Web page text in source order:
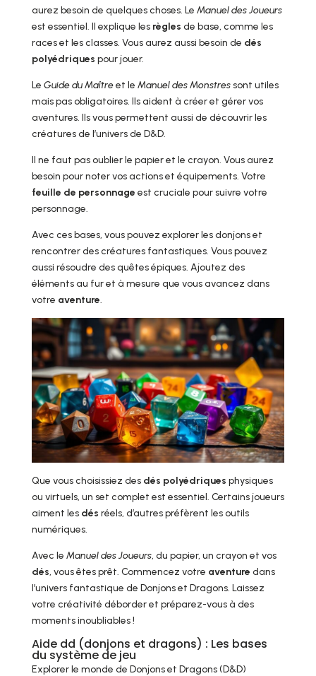
aurez besoin de quelques choses. Le Manuel des Joueurs
est essentiel. Il explique les règles de base, comme les
races et les classes. Vous aurez aussi besoin de dés
polyédriques pour jouer.
Le Guide du Maîtreet le Manuel des Monstressont utiles
mais pas obligatoires. Ils aident à créer et gérer vos
aventures. Ils vous permettent aussi de découvrir les
créatures de l’univers de D&D.
Il ne faut pas oublier le papier et le crayon. Vous aurez
besoin pour noter vos actions et équipements. Votre
feuille de personnage est cruciale pour suivre votre
personnage.
Avec ces bases, vous pouvez explorer les donjons et
rencontrer des créatures fantastiques. Vous pouvez
aussi résoudre des quêtes épiques. Ajoutez des
éléments au fur et à mesure que vous avancez dans
votre aventure.
Que vous choisissiez des dés polyédriques physiques
ou virtuels, un set complet est essentiel. Certains joueurs
aiment les dés réels, d’autres préfèrent les outils
numériques.
Avec le Manuel des Joueurs, du papier, un crayon et vos
dés, vous êtes prêt. Commencez votre aventure dans
l’univers fantastique de Donjons et Dragons. Laissez
votre créativité déborder et préparez-vous à des
moments inoubliables !
Aide dd (donjons et dragons) : Les bases
du système de jeu
Explorer le monde de Donjons et Dragons (D&D)